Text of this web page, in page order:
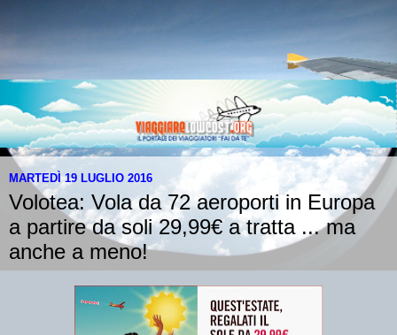
MARTEDÌ 19 LUGLIO 2016
Volotea: Vola da 72 aeroporti in Europa
a partire da soli 29,99€ a tratta ... ma
anche a meno!